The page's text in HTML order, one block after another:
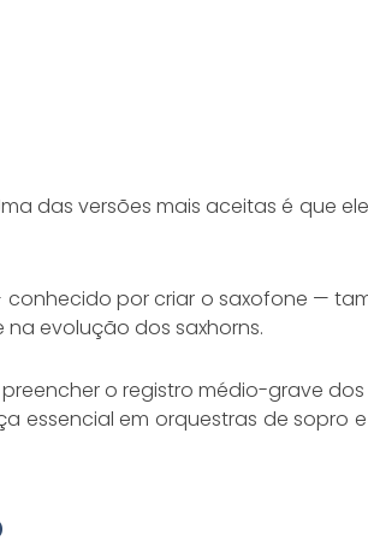
das versões mais aceitas é que
por criar o saxofone —
evolução dos saxhorns.
o registro médio-grave
essencial em orquestras de sopro